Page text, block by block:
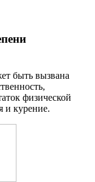
быть вызвана
физической
и курение.